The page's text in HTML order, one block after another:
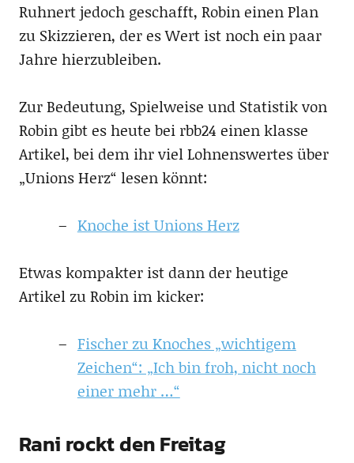
Ruhnert jedoch geschafft, Robin einen Plan
zu Skizzieren, der es Wert ist noch ein paar
Jahre hierzubleiben.
Zur Bedeutung, Spielweise und Statistik von
Robin gibt es heute bei rbb24 einen klasse
Artikel, bei dem ihr viel Lohnenswertes über
„Unions Herz“ lesen könnt:
Knoche ist Unions Herz
Etwas kompakter ist dann der heutige
Artikel zu Robin im kicker:
Fischer zu Knoches „wichtigem
Zeichen“: „Ich bin froh, nicht noch
einer mehr …“
Rani rockt den Freitag